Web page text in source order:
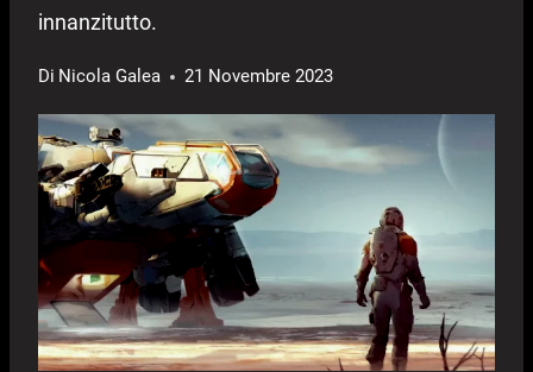
innanzitutto.
Di Nicola Galea 21 Novembre 2023